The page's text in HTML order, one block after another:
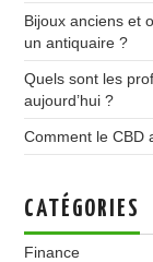
Bijoux anciens et
un antiquaire ?
Quels sont les
aujourd’hui ?
Comment le CBD
CATÉGORIES
Finance